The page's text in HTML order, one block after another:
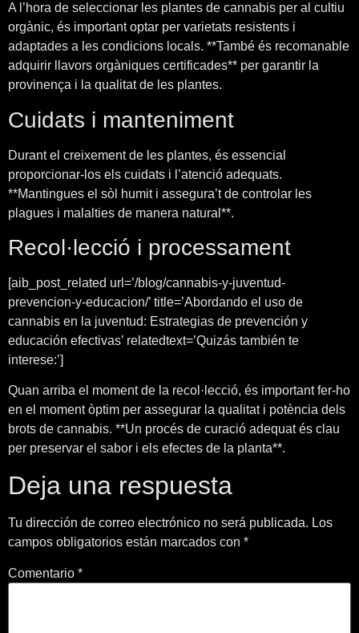
A l’hora de seleccionar les plantes de cannabis per al cultiu
orgànic, és important optar per varietats resistents i
adaptades a les condicions locals. **També és recomanable
adquirir llavors orgàniques certificades** per garantir la
provinença i la qualitat de les plantes.
Cuidats i manteniment
Durant el creixement de les plantes, és essencial
proporcionar-los els cuidats i l’atenció adequats.
**Mantingues el sòl humit i assegura’t de controlar les
plagues i malalties de manera natural**.
Recol·lecció i processament
[aib_post_related url=’/blog/cannabis-y-juventud-
prevencion-y-educacion/’ title=’Abordando el uso de
cannabis en la juventud: Estrategias de prevención y
educación efectivas’ relatedtext=’Quizás también te
interese:’]
Quan arriba el moment de la recol·lecció, és important fer-ho
en el moment òptim per assegurar la qualitat i potència dels
brots de cannabis. **Un procés de curació adequat és clau
per preservar el sabor i els efectes de la planta**.
Deja una respuesta
Tu dirección de correo electrónico no será publicada. Los
campos obligatorios están marcados con *
Comentario *